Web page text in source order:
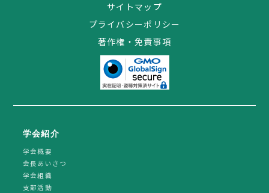
サイトマップ
プライバシーポリシー
著作権・免責事項
学会紹介
学会概要
会長あいさつ
学会組織
支部活動